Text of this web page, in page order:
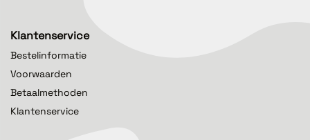
Klantenservice
Bestelinformatie
Voorwaarden
Betaalmethoden
Klantenservice